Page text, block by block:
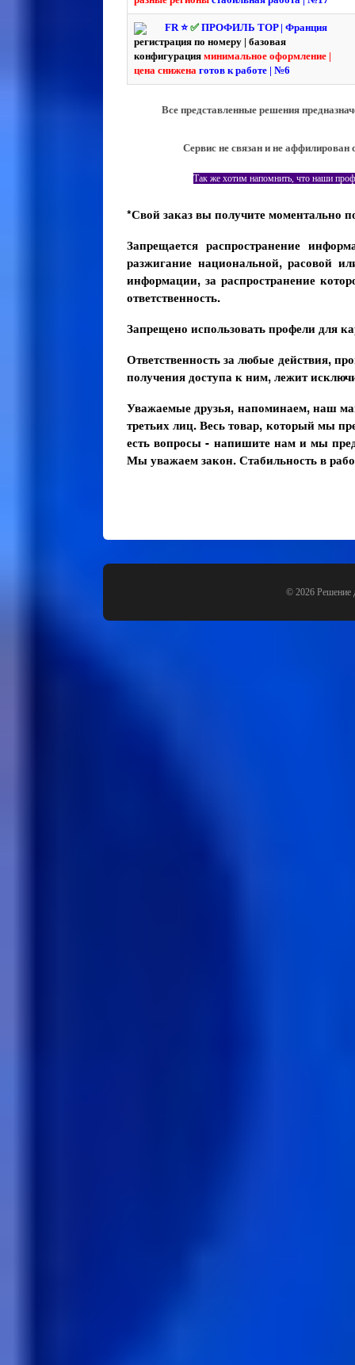
FR ⭐️ ✅ ПРОФИЛЬ TOP | Франция
регистрация по номеру | базовая
конфигурация минимальное оформление |
цена снижена готов к работе | №6
Все представленные решения
Сервис не связан и не
Так же хотим напомнить, что наши
*Свой заказ вы получите моментально
Запрещается распространение
разжигание национальной, расовой
информации, за распространение
ответственность.
Запрещено использовать профели для
Ответственность за любые действия,
получения доступа к ним, лежит
Уважаемые друзья, напоминаем, наш
третьих лиц. Весь товар, который мы
есть вопросы - напишите нам и мы
Мы уважаем закон. Стабильность в
© 2026 Решение